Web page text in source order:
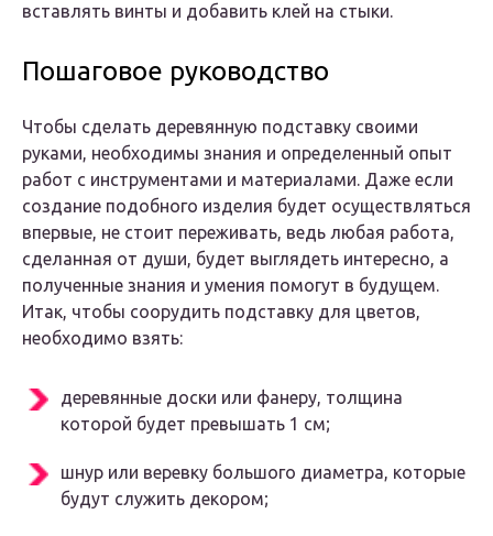
вставлять винты и добавить клей на стыки.
Пошаговое руководство
Чтобы сделать деревянную подставку своими
руками, необходимы знания и определенный опыт
работ с инструментами и материалами. Даже если
создание подобного изделия будет осуществляться
впервые, не стоит переживать, ведь любая работа,
сделанная от души, будет выглядеть интересно, а
полученные знания и умения помогут в будущем.
Итак, чтобы соорудить подставку для цветов,
необходимо взять:
деревянные доски или фанеру, толщина
которой будет превышать 1 см;
шнур или веревку большого диаметра, которые
будут служить декором;